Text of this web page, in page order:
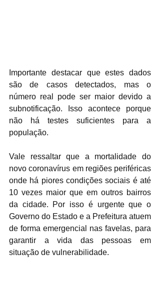
Importante destacar que estes dados
são de casos detectados, mas o
número real pode ser maior devido a
subnotificação. Isso acontece porque
não há testes suficientes para a
população.
Vale ressaltar que a mortalidade do
novo coronavírus em regiões periféricas
onde há piores condições sociais é até
10 vezes maior que em outros bairros
da cidade. Por isso é urgente que o
Governo do Estado e a Prefeitura atuem
de forma emergencial nas favelas, para
garantir a vida das pessoas em
situação de vulnerabilidade.